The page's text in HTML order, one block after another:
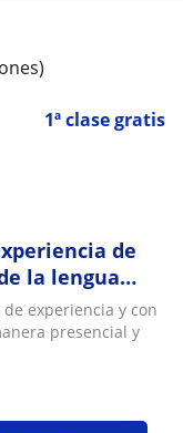
1ª clase gratis
de
la lengua
sea con
experiencia y con
presencial y